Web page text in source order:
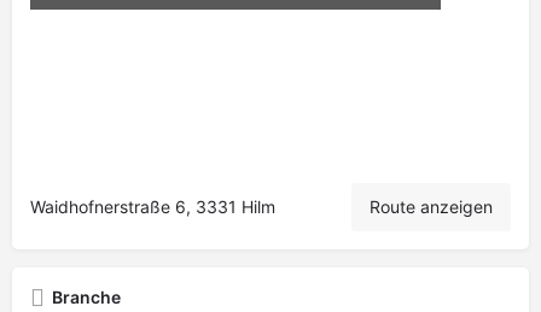
Waidhofnerstraße 6, 3331 Hilm Route anzeigen
Branche